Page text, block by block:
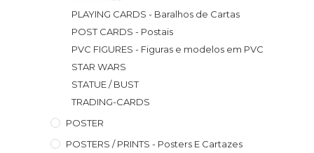
PLAYING CARDS - Baralhos de Cartas
POST CARDS - Postais
PVC FIGURES - Figuras e modelos em PVC
STAR WARS
STATUE / BUST
TRADING-CARDS
POSTER
POSTERS / PRINTS - Posters E Cartazes